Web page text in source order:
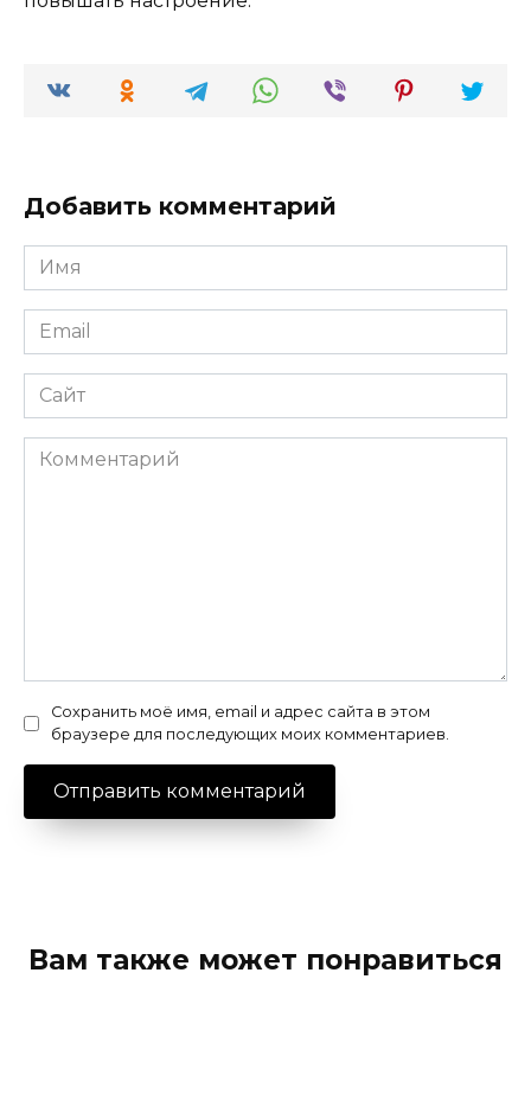
Добавить комментарий
Имя
*
Email
*
Сайт
Комментарий
Сохранить моё имя, email и адрес сайта в этом
браузере для последующих моих комментариев.
Вам также может понравиться